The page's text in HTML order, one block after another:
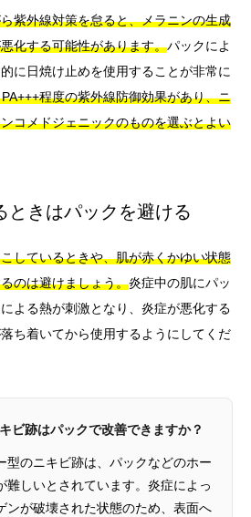
紫外線対策を怠ると、メラニンの生成
化する可能性があります。パックによ
に日焼け止めを使用することが非常に
程度の紫外線防御効果があり、ニ
コメドジェニックのものを選ぶとよい
ときはパックを避ける
しているときや、肌が赤くかゆい状態
のは避けましょう。炎症中の肌にパッ
よる熱が刺激となり、炎症が悪化する
ち着いてから使用するようにしてくだ
ビ跡はパックで改善できますか？
型のニキビ跡は、パックなどのホー
難しいとされています。炎症によっ
ンが破壊された状態のため、表面へ